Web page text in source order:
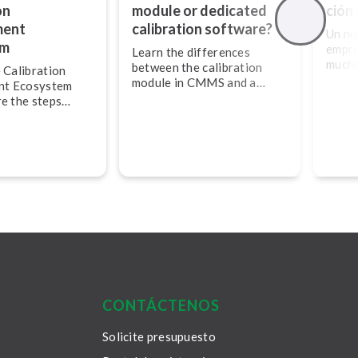
Calibration
Ecosystem
the steps
module or dedicated
calibration software?
Learn the differences
between the calibration
module in CMMS and a
ción
Un
CONTÁCTENOS
Solicite presupuesto